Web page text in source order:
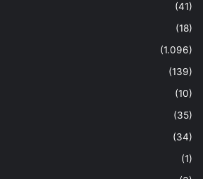
(41)
(18)
(1.096)
(139)
(10)
(35)
(34)
(1)